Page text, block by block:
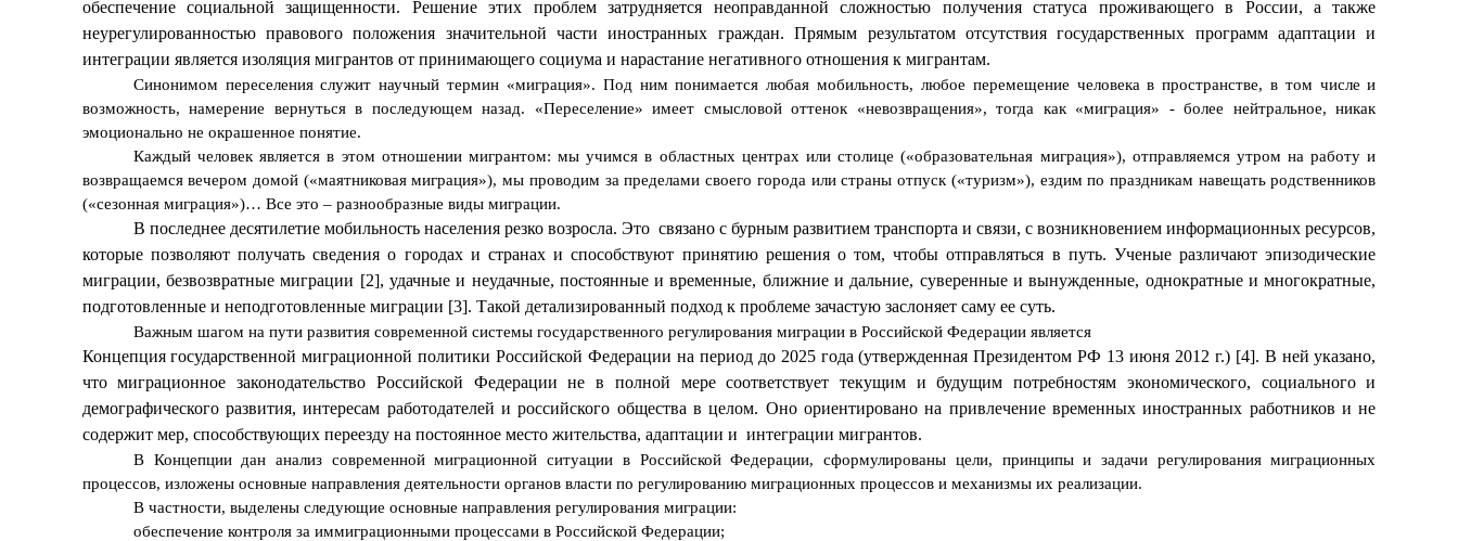
обеспечение социальной защищенности. Решение этих проблем затрудняется неоправданной сложностью получения статуса проживающего в России, а также
неурегулированностью правового положения значительной части иностранных граждан. Прямым результатом отсутствия государственных программ адаптации и
интеграции является изоляция мигрантов от принимающего социума и нарастание негативного отношения к мигрантам.
Синонимом переселения служит научный термин «миграция». Под ним понимается любая мобильность, любое перемещение человека в пространстве, в том числе и
возможность, намерение вернуться в последующем назад. «Переселение» имеет смысловой оттенок «невозвращения», тогда как «миграция» - более нейтральное, никак
эмоционально не окрашенное понятие.
Каждый человек является в этом отношении мигрантом: мы учимся в областных центрах или столице («образовательная миграция»), отправляемся утром на работу и
возвращаемся вечером домой («маятниковая миграция»), мы проводим за пределами своего города или страны отпуск («туризм»), ездим по праздникам навещать родственников
(«сезонная миграция»)… Все это – разнообразные виды миграции.
В последнее десятилетие мобильность населения резко возросла. Это связано с бурным развитием транспорта и связи, с возникновением информационных ресурсов,
которые позволяют получать сведения о городах и странах и способствуют принятию решения о том, чтобы отправляться в путь. Ученые различают эпизодические
миграции, безвозвратные миграции [2], удачные и неудачные, постоянные и временные, ближние и дальние, суверенные и вынужденные, однократные и многократные,
подготовленные и неподготовленные миграции [3]. Такой детализированный подход к проблеме зачастую заслоняет саму ее суть.
Важным шагом на пути развития современной системы государственного регулирования миграции в Российской Федерации является
Концепция государственной миграционной политики Российской Федерации на период до 2025 года (утвержденная Президентом РФ 13 июня 2012 г.) [4]. В ней указано,
что миграционное законодательство Российской Федерации не в полной мере соответствует текущим и будущим потребностям экономического, социального и
демографического развития, интересам работодателей и российского общества в целом. Оно ориентировано на привлечение временных иностранных работников и не
содержит мер, способствующих переезду на постоянное место жительства, адаптации и интеграции мигрантов.
В Концепции дан анализ современной миграционной ситуации в Российской Федерации, сформулированы цели, принципы и задачи регулирования миграционных
процессов, изложены основные направления деятельности органов власти по регулированию миграционных процессов и механизмы их реализации.
В частности, выделены следующие основные направления регулирования миграции:
обеспечение контроля за иммиграционными процессами в Российской Федерации;